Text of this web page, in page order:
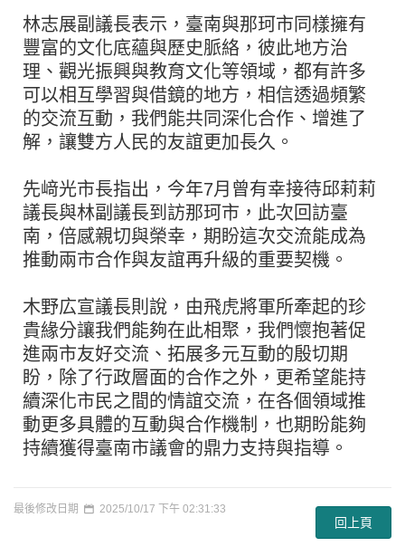
林志展副議長表示，臺南與那珂市同樣擁有
豐富的文化底蘊與歷史脈絡，彼此地方治
理、觀光振興與教育文化等領域，都有許多
可以相互學習與借鏡的地方，相信透過頻繁
的交流互動，我們能共同深化合作、增進了
解，讓雙方人民的友誼更加長久。
先﨑光市長指出，今年7月曾有幸接待邱莉莉
議長與林副議長到訪那珂市，此次回訪臺
南，倍感親切與榮幸，期盼這次交流能成為
推動兩市合作與友誼再升級的重要契機。
木野広宣議長則說，由飛虎將軍所牽起的珍
貴緣分讓我們能夠在此相聚，我們懷抱著促
進兩市友好交流、拓展多元互動的殷切期
盼，除了行政層面的合作之外，更希望能持
續深化市民之間的情誼交流，在各個領域推
動更多具體的互動與合作機制，也期盼能夠
持續獲得臺南市議會的鼎力支持與指導。
最後修改日期 2025/10/17 下午 02:31:33
回上頁